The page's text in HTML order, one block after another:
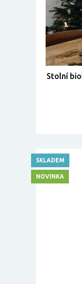
Stolní
SKLADEM
NOVINKA